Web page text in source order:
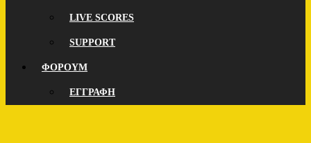
LIVE SCORES
SUPPORT
ΦΟΡΟΥΜ
ΕΓΓΡΑΦΗ